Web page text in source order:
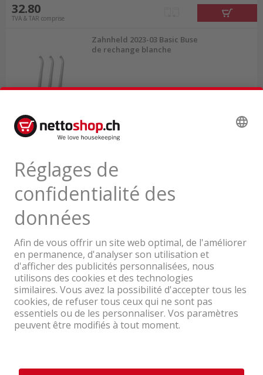
32.80
TVA & TAR comprise
Zahnheld 2023-03 Basic Buse
de rechange blanche
25.60
TVA & TAR comprise
Une entreprise du Groupe Coop